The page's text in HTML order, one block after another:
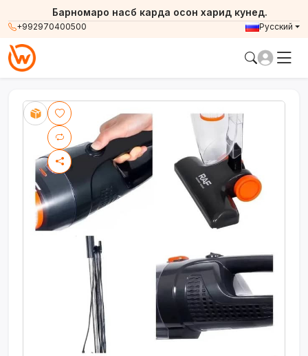
+992970400500
Барномаро насб карда осон харид кунед.
Русский